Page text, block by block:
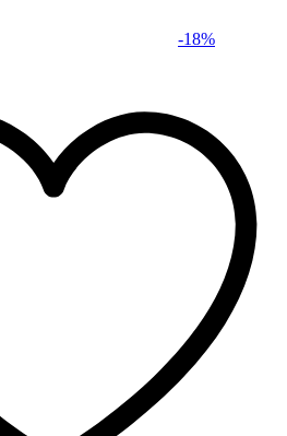
-18%